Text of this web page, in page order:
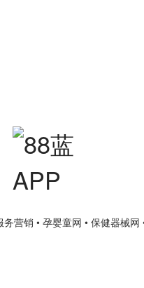
务营销 • 孕婴童网 • 保健器械网